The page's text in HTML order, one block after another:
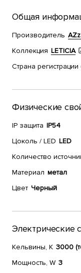
Общая
Производитель
Коллекция LETICIA
Страна
Физические
IP защита IP54
Цоколь / LED LED
Количество
Материал метал
Цвет Черный
Электрические
Кельвины, К 3000
Мощность, W 3